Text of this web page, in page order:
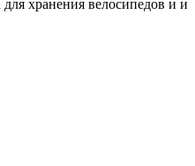
для хранения велосипедов и и